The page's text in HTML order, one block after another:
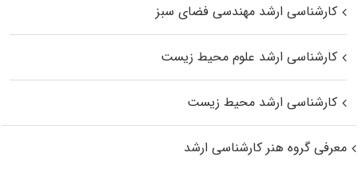
کارشناسی ارشد مهندسی فضای سبز
کارشناسی ارشد علوم محیط‌ زیست
کارشناسی ارشد محیط زیست
معرفی گروه هنر کارشناسی ارشد